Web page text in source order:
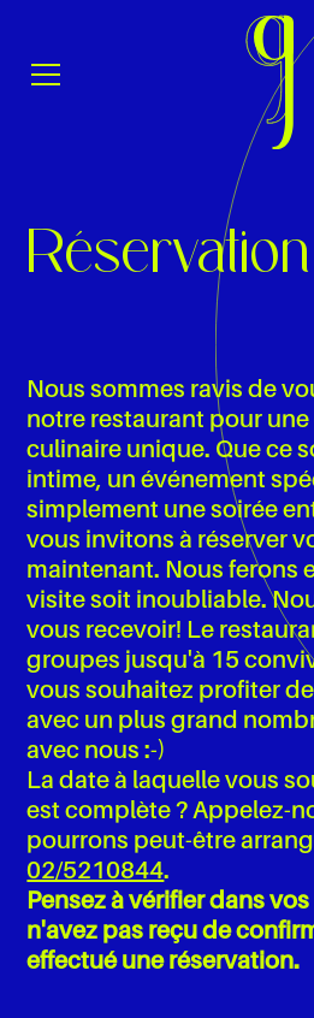
Réservation
Nous sommes ravis de
notre restaurant pour
culinaire unique. Que ce
intime, un événement
simplement une soirée
vous invitons à réserver
maintenant. Nous ferons
visite soit inoubliable.
vous recevoir! Le
groupes jusqu'à 15
vous souhaitez profiter
avec un plus grand
avec nous :-)
La date à laquelle vous
est complète ? Appelez-
pourrons peut-être
02/5210844.
Pensez à vérifier dans vos
n'avez pas reçu de
effectué une réservation.